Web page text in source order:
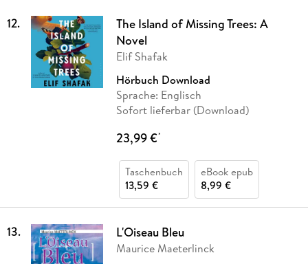
12.
The Island of Missing Trees: A
Novel
Elif Shafak
Hörbuch Download
Sprache: Englisch
Sofort lieferbar (Download)
23,99 €*
Taschenbuch
13,59 €
eBook epub
8,99 €
13. L'Oiseau Bleu
Maurice Maeterlinck